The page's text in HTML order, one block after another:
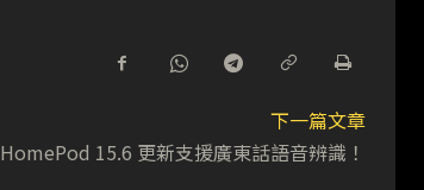
下一篇文章
HomePod 15.6 更新支援廣東話語音辨識！